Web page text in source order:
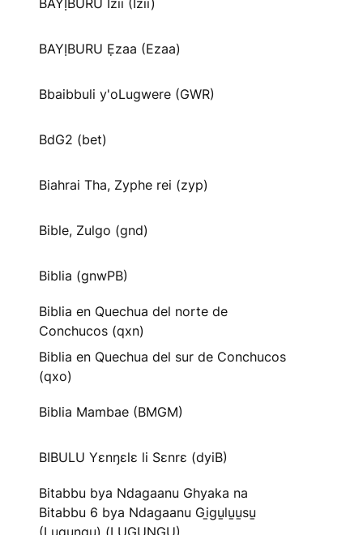
BAYỊBURU Izii (Izii)
BAYỊBURU Ẹzaa (Ezaa)
Bbaibbuli y'oLugwere (GWR)
BdG2 (bet)
Biahrai Tha, Zyphe rei (zyp)
Bible, Zulgo (gnd)
Biblia (gnwPB)
Biblia en Quechua del norte de
Conchucos (qxn)
Biblia en Quechua del sur de Conchucos
(qxo)
Biblia Mambae (BMGM)
BIBULU Yɛnŋɛlɛ li Sɛnrɛ (dyiB)
Bitabbu bya Ndagaanu Ghyaka na
Bitabbu 6 bya Ndagaanu Gi̱gu̱lu̱u̱su̱
(Lugungu) (LUGUNGU)